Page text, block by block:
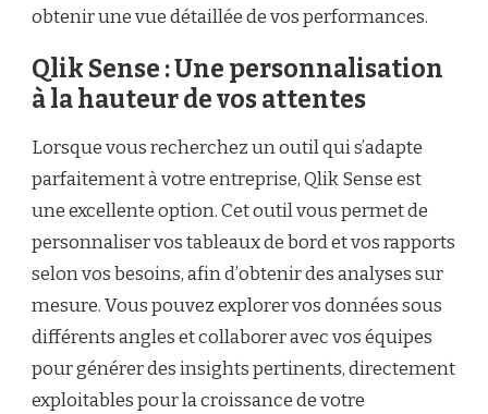
obtenir une vue détaillée de vos performances.
Qlik Sense : Une personnalisation
à la hauteur de vos attentes
Lorsque vous recherchez un outil qui s’adapte
parfaitement à votre entreprise, Qlik Sense est
une excellente option. Cet outil vous permet de
personnaliser vos tableaux de bord et vos rapports
selon vos besoins, afin d’obtenir des analyses sur
mesure. Vous pouvez explorer vos données sous
différents angles et collaborer avec vos équipes
pour générer des insights pertinents, directement
exploitables pour la croissance de votre